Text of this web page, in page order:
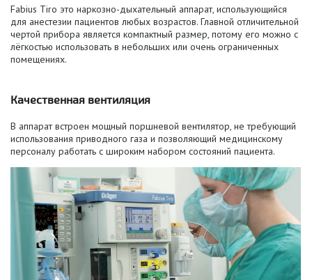
Fabius Tiro это наркозно-дыхательный аппарат, использующийся
для анестезии пациентов любых возрастов. Главной отличительной
чертой прибора является компактный размер, потому его можно с
лёгкостью использовать в небольших или очень ограниченных
помещениях.
Качественная вентиляция
В аппарат встроен мощный поршневой вентилятор, не требующий
использования приводного газа и позволяющий медицинскому
персоналу работать с широким набором состояний пациента.